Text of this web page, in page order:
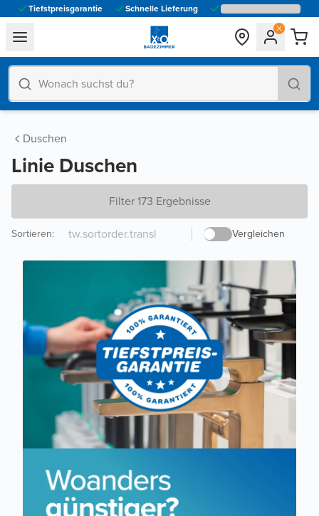
Tiefstpreisgarantie Schnelle Lieferung
general.navigation.toggle_menu.label
Duschen
Linie Duschen
Filter 173 Ergebnisse
Vergleichen
Sortieren: